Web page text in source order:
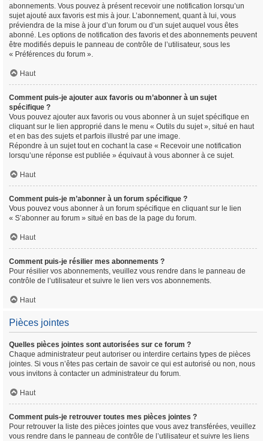
abonnements. Vous pouvez à présent recevoir une notification lorsqu’un
sujet ajouté aux favoris est mis à jour. L’abonnement, quant à lui, vous
préviendra de la mise à jour d’un forum ou d’un sujet auquel vous êtes
abonné. Les options de notification des favoris et des abonnements peuvent
être modifiés depuis le panneau de contrôle de l’utilisateur, sous les
« Préférences du forum ».
Haut
Comment puis-je ajouter aux favoris ou m’abonner à un sujet
spécifique ?
Vous pouvez ajouter aux favoris ou vous abonner à un sujet spécifique en
cliquant sur le lien approprié dans le menu « Outils du sujet », situé en haut
et en bas des sujets et parfois illustré par une image.
Répondre à un sujet tout en cochant la case « Recevoir une notification
lorsqu’une réponse est publiée » équivaut à vous abonner à ce sujet.
Haut
Comment puis-je m’abonner à un forum spécifique ?
Vous pouvez vous abonner à un forum spécifique en cliquant sur le lien
« S’abonner au forum » situé en bas de la page du forum.
Haut
Comment puis-je résilier mes abonnements ?
Pour résilier vos abonnements, veuillez vous rendre dans le panneau de
contrôle de l’utilisateur et suivre le lien vers vos abonnements.
Haut
Pièces jointes
Quelles pièces jointes sont autorisées sur ce forum ?
Chaque administrateur peut autoriser ou interdire certains types de pièces
jointes. Si vous n’êtes pas certain de savoir ce qui est autorisé ou non, nous
vous invitons à contacter un administrateur du forum.
Haut
Comment puis-je retrouver toutes mes pièces jointes ?
Pour retrouver la liste des pièces jointes que vous avez transférées, veuillez
vous rendre dans le panneau de contrôle de l’utilisateur et suivre les liens